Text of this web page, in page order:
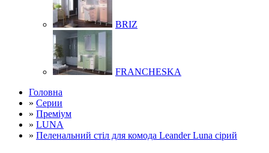
BRIZ
FRANCHESKA
Головна
» Серии
» Преміум
» LUNA
» Пеленальний стіл для комода Leander Luna сірий